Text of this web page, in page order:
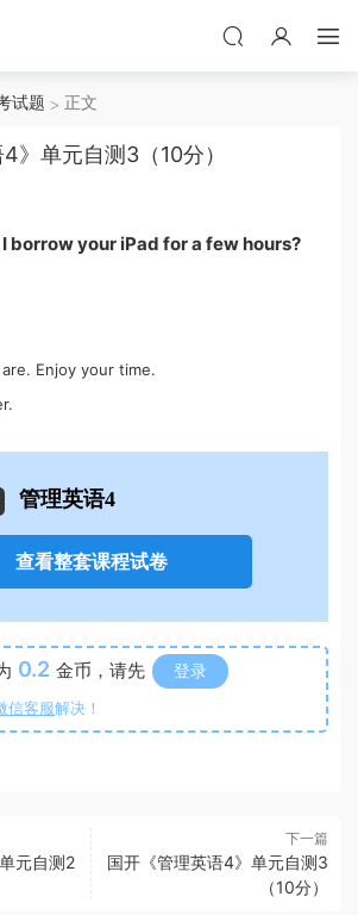
试题 正文
》单元自测3（10分）
I borrow your iPad for a few hours?
Enjoy your time.
管理英语4
查看整套课程试卷
0.2 金币，请先 登录
信客服解决！
元自测2
下一篇
国开《管理英语4》单元自测3
（10分）